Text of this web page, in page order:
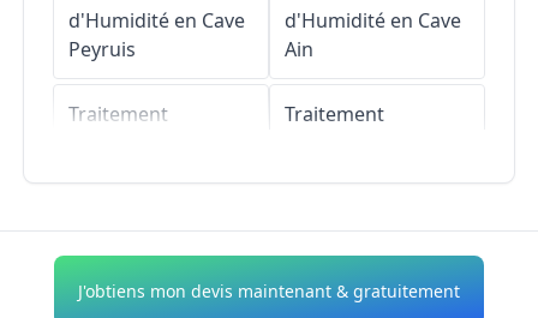
d'Humidité en Cave
Peyruis
Traitement
Traitement
Cruis
d'Humidité en Cave
Ain
Traitement
Traitement
Allier
J'obtiens mon devis maintenant & gratuitement